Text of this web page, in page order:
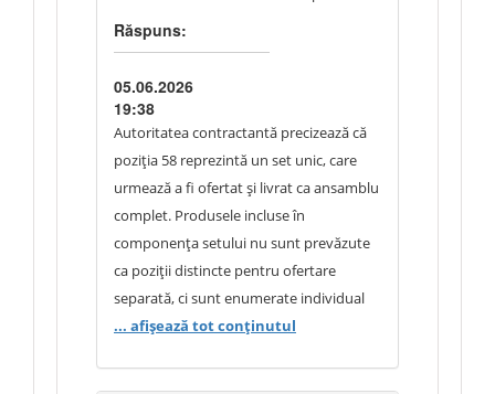
Răspuns:
05.06.2026
19:38
Autoritatea contractantă precizează că
poziția 58 reprezintă un set unic, care
urmează a fi ofertat și livrat ca ansamblu
complet. Produsele incluse în
componența setului nu sunt prevăzute
ca poziții distincte pentru ofertare
separată, ci sunt enumerate individual
exclusiv în scopul descrierii complete a
... afișează tot conținutul